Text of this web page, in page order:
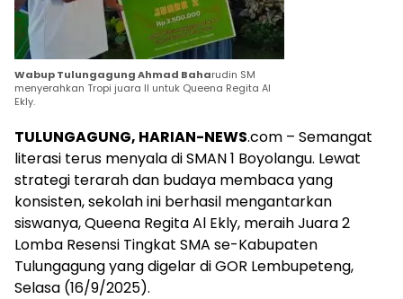
Wabup Tulungagung Ahmad Baharudin SM
menyerahkan Tropi juara II untuk Queena Regita Al
Ekly.
TULUNGAGUNG, HARIAN-NEWS.com – Semangat
literasi terus menyala di SMAN 1 Boyolangu. Lewat
strategi terarah dan budaya membaca yang
konsisten, sekolah ini berhasil mengantarkan
siswanya, Queena Regita Al Ekly, meraih Juara 2
Lomba Resensi Tingkat SMA se-Kabupaten
Tulungagung yang digelar di GOR Lembupeteng,
Selasa (16/9/2025).